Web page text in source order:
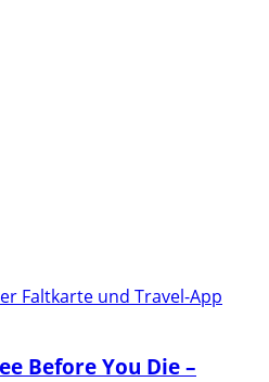
Faltkarte und Travel-App
Before You Die –